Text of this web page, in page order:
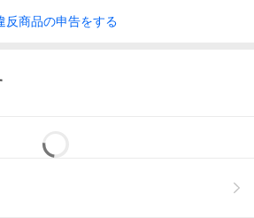
反商品の申告をする